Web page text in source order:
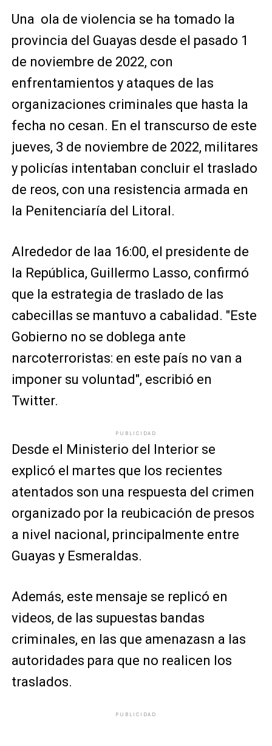
Una ola de violencia se ha tomado la
provincia del Guayas desde el pasado 1
de noviembre de 2022, con
enfrentamientos y ataques de las
organizaciones criminales que hasta la
fecha no cesan. En el transcurso de este
jueves, 3 de noviembre de 2022, militares
y policías intentaban concluir el traslado
de reos, con una resistencia armada en
la Penitenciaría del Litoral.
Alrededor de laa 16:00, el presidente de
la República, Guillermo Lasso, confirmó
que la estrategia de traslado de las
cabecillas se mantuvo a cabalidad. "Este
Gobierno no se doblega ante
narcoterroristas: en este país no van a
imponer su voluntad", escribió en
Twitter.
PUBLICIDAD
Desde el Ministerio del Interior se
explicó el martes que los recientes
atentados son una respuesta del crimen
organizado por la reubicación de presos
a nivel nacional, principalmente entre
Guayas y Esmeraldas.
Además, este mensaje se replicó en
videos, de las supuestas bandas
criminales, en las que amenazasn a las
autoridades para que no realicen los
traslados.
PUBLICIDAD